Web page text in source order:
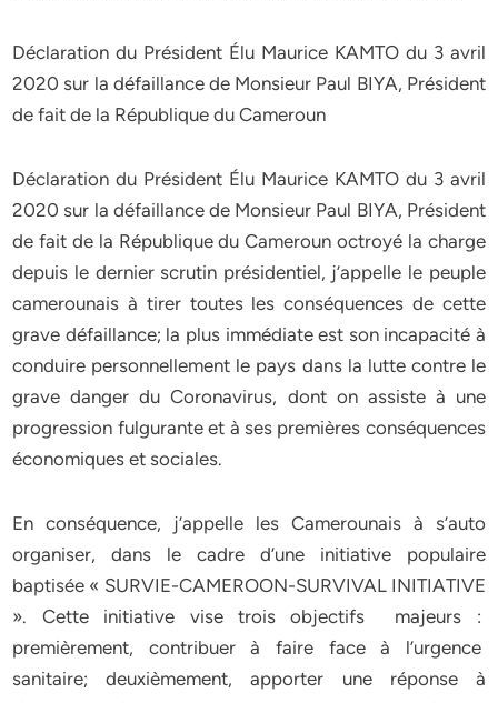
Déclaration du Président Élu Maurice KAMTO du 3 avril
2020 sur la défaillance de Monsieur Paul BIYA, Président
de fait de la République du Cameroun
Déclaration du Président Élu Maurice KAMTO du 3 avril
2020 sur la défaillance de Monsieur Paul BIYA, Président
de fait de la République du Cameroun octroyé la charge
depuis le dernier scrutin présidentiel, j’appelle le peuple
camerounais à tirer toutes les conséquences de cette
grave défaillance; la plus immédiate est son incapacité à
conduire personnellement le pays dans la lutte contre le
grave danger du Coronavirus, dont on assiste à une
progression fulgurante et à ses premières conséquences
économiques et sociales.
En conséquence, j’appelle les Camerounais à s’auto
organiser, dans le cadre d’une initiative populaire
baptisée « SURVIE-CAMEROON-SURVIVAL INITIATIVE
». Cette initiative vise trois objectifs majeurs :
premièrement, contribuer à faire face à l’urgence
sanitaire; deuxièmement, apporter une réponse à